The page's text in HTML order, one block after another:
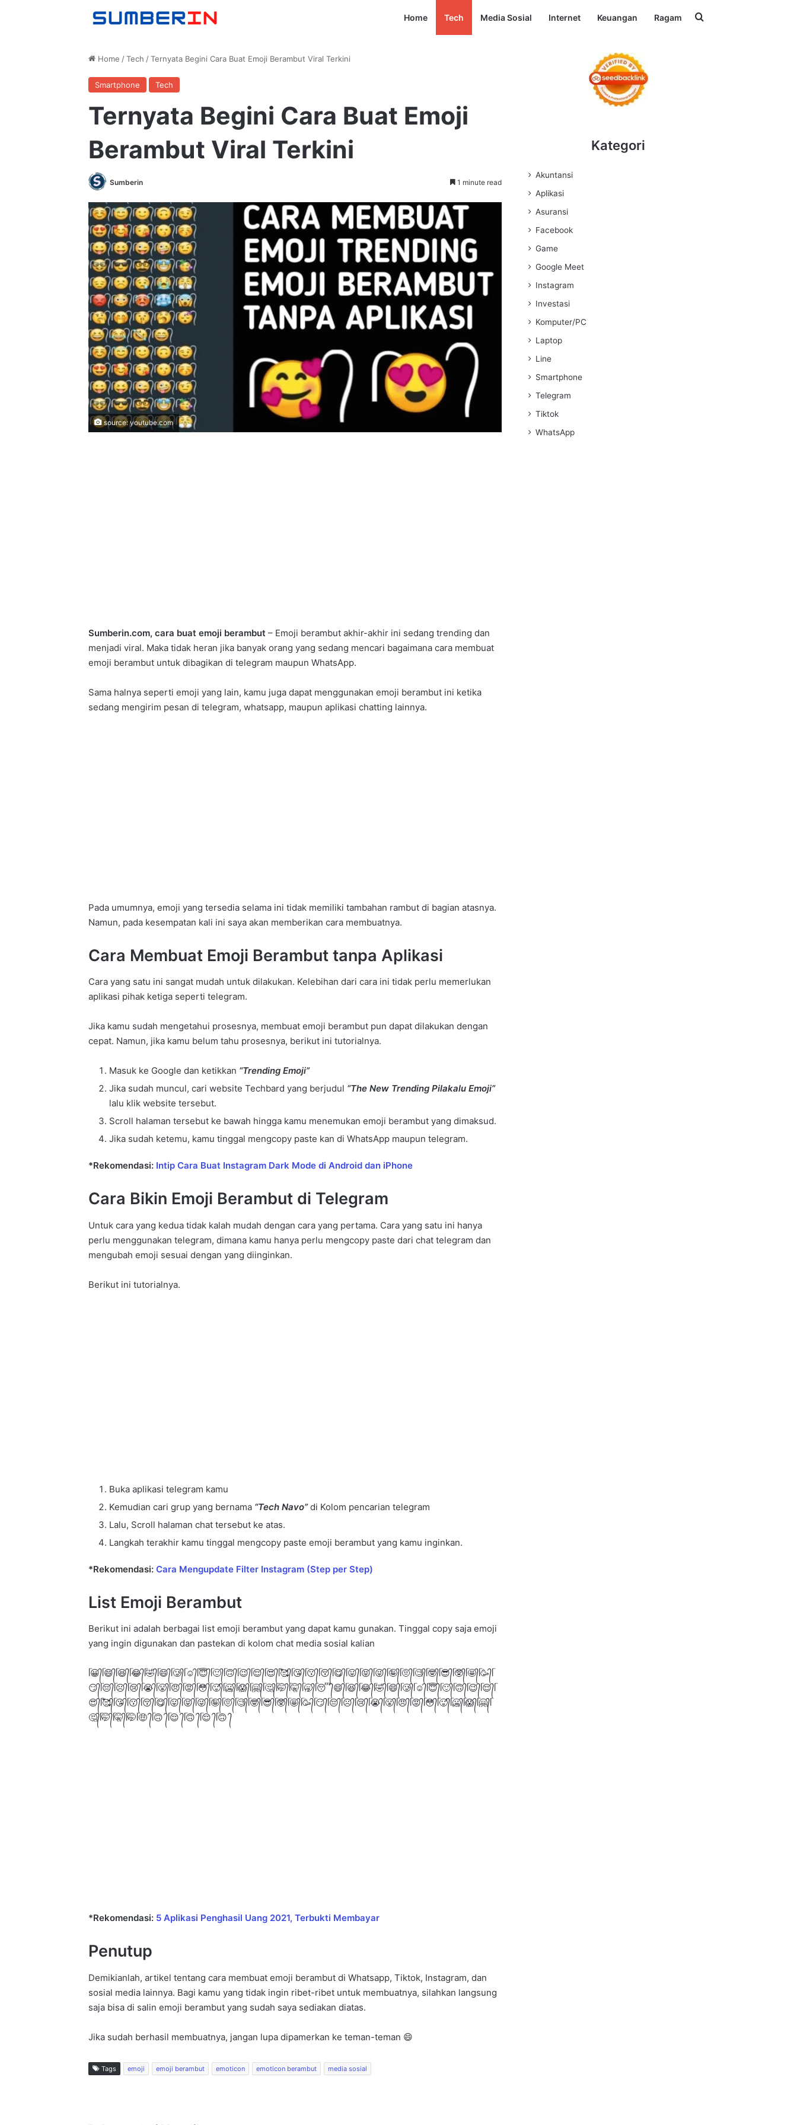
Home Tech Media Sosial Internet Keuangan Ragam Search for
Home / Tech / Ternyata Begini Cara Buat Emoji Berambut Viral Terkini
Smartphone Tech
Ternyata Begini Cara Buat Emoji
Berambut Viral Terkini
Sumberin 1 minute read
source: youtube.com
Sumberin.com, cara buat emoji berambut – Emoji berambut akhir-akhir ini sedang trending dan
menjadi viral. Maka tidak heran jika banyak orang yang sedang mencari bagaimana cara membuat
emoji berambut untuk dibagikan di telegram maupun WhatsApp.
Sama halnya seperti emoji yang lain, kamu juga dapat menggunakan emoji berambut ini ketika
sedang mengirim pesan di telegram, whatsapp, maupun aplikasi chatting lainnya.
Pada umumnya, emoji yang tersedia selama ini tidak memiliki tambahan rambut di bagian atasnya.
Namun, pada kesempatan kali ini saya akan memberikan cara membuatnya.
Cara Membuat Emoji Berambut tanpa Aplikasi
Cara yang satu ini sangat mudah untuk dilakukan. Kelebihan dari cara ini tidak perlu memerlukan
aplikasi pihak ketiga seperti telegram.
Jika kamu sudah mengetahui prosesnya, membuat emoji berambut pun dapat dilakukan dengan
cepat. Namun, jika kamu belum tahu prosesnya, berikut ini tutorialnya.
Masuk ke Google dan ketikkan “Trending Emoji”
Jika sudah muncul, cari website Techbard yang berjudul “The New Trending Pilakalu Emoji”
lalu klik website tersebut.
Scroll halaman tersebut ke bawah hingga kamu menemukan emoji berambut yang dimaksud.
Jika sudah ketemu, kamu tinggal mengcopy paste kan di WhatsApp maupun telegram.
*Rekomendasi: Intip Cara Buat Instagram Dark Mode di Android dan iPhone
Cara Bikin Emoji Berambut di Telegram
Untuk cara yang kedua tidak kalah mudah dengan cara yang pertama. Cara yang satu ini hanya
perlu menggunakan telegram, dimana kamu hanya perlu mengcopy paste dari chat telegram dan
mengubah emoji sesuai dengan yang diinginkan.
Berikut ini tutorialnya.
Buka aplikasi telegram kamu
Kemudian cari grup yang bernama “Tech Navo”di Kolom pencarian telegram
Lalu, Scroll halaman chat tersebut ke atas.
Langkah terakhir kamu tinggal mengcopy paste emoji berambut yang kamu inginkan.
*Rekomendasi:Cara Mengupdate Filter Instagram (Step per Step)
List Emoji Berambut
Berikut ini adalah berbagai list emoji berambut yang dapat kamu gunakan. Tinggal copy saja emoji
yang ingin digunakan dan pastekan di kolom chat media sosial kalian
ᥬ😀᭄ᥬ😄᭄ᥬ😆᭄ᥬ😂᭄ᥬ🤣᭄ᥬ😄᭄ᥬ🥲᭄ᥬ☺️᭄ᥬ😇᭄ᥬ🙂᭄ᥬ🙃᭄ᥬ😉᭄ᥬ😌᭄ᥬ😍᭄ᥬ🥰᭄ᥬ😘᭄ᥬ😗᭄ᥬ😚᭄ᥬ😋᭄ᥬ😛᭄ᥬ😝᭄ᥬ😜᭄ᥬ🤪᭄ᥬ🤨᭄ᥬ🧐᭄ᥬ🤓᭄ᥬ😎᭄ᥬ🥸᭄ᥬ🤩᭄ᥬ🥳᭄ᥬ
😏᭄ᥬ😔᭄ᥬ☹️᭄ᥬ😢᭄ᥬ😭᭄ᥬ😤᭄ᥬ😠᭄ᥬ😡᭄ᥬ😳᭄ᥬ🥵᭄ᥬ🥶᭄ᥬ😱᭄ᥬ🤗᭄ᥬ🤔᭄ᥬ🤭᭄ᥬ🤫᭄ᥬ🥱᭄ᥬ😴᭄😄᭄ᥬ😆᭄ᥬ😂᭄ᥬ🤣᭄ᥬ😄᭄ᥬ🥲᭄ᥬ☺️᭄ᥬ😇᭄ᥬ🙂᭄ᥬ🙃᭄ᥬ😉᭄ᥬ😌᭄ᥬ
😍᭄ᥬ🥰᭄ᥬ😘᭄ᥬ😗᭄ᥬ😚᭄ᥬ😋᭄ᥬ😛᭄ᥬ😝᭄ᥬ😜᭄ᥬ🤪᭄ᥬ🤨᭄ᥬ🧐᭄ᥬ🤓᭄ᥬ😎᭄ᥬ🥸᭄ᥬ🤩᭄ᥬ🥳᭄ᥬ😏᭄ᥬ😔᭄ᥬ☹️᭄ᥬ😢᭄ᥬ😭᭄ᥬ😤᭄ᥬ😠᭄ᥬ😡᭄ᥬ😳᭄ᥬ🥵᭄ᥬ🥶᭄ᥬ😱᭄ᥬ🤗᭄ᥬ
🤔᭄ᥬ🤭᭄ᥬ🤫᭄ᥬ🤭ᥬ🤑 ᭄ᥬ🙃 ᭄ᥬ😌 ᭄ᥬ🙃 ᭄ᥬ😌 ᭄ᥬ🙃 ᭄
*Rekomendasi: 5 Aplikasi Penghasil Uang 2021, Terbukti Membayar
Penutup
Demikianlah, artikel tentang cara membuat emoji berambut di Whatsapp, Tiktok, Instagram, dan
sosial media lainnya. Bagi kamu yang tidak ingin ribet-ribet untuk membuatnya, silahkan langsung
saja bisa di salin emoji berambut yang sudah saya sediakan diatas.
Jika sudah berhasil membuatnya, jangan lupa dipamerkan ke teman-teman 😄
Tags emoji emoji berambut emoticon emoticon berambut media sosial
Kategori
Akuntansi
Aplikasi
Asuransi
Facebook
Game
Google Meet
Instagram
Investasi
Komputer/PC
Laptop
Line
Smartphone
Telegram
Tiktok
WhatsApp